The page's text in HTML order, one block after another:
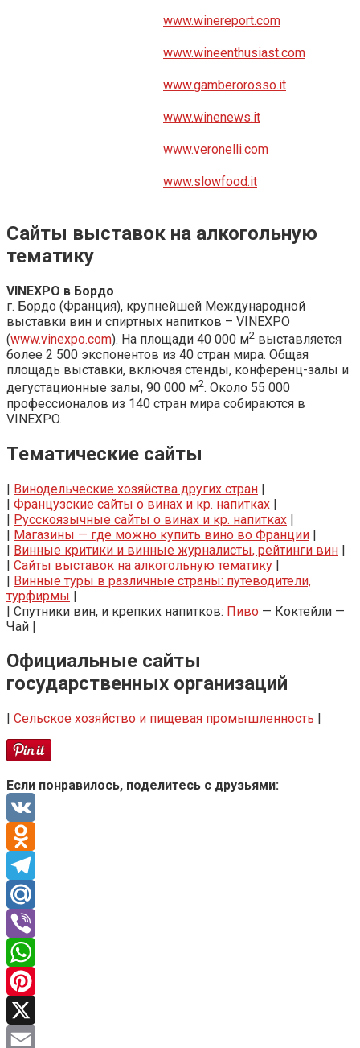
www.winereport.com
www.wineenthusiast.com
www.gamberorosso.it
www.winenews.it
www.veronelli.com
www.slowfood.it
Сайты выставок на алкогольную
тематику
VINEXPO в Бордо
г. Бордо (Франция), крупнейшей Международной
выставки вин и спиртных напитков – VINEXPO
(www.vinexpo.com). На площади 40 000 м2 выставляется
более 2 500 экспонентов из 40 стран мира. Общая
площадь выставки, включая стенды, конференц-залы и
дегустационные залы, 90 000 м2. Около 55 000
профессионалов из 140 стран мира собираются в
VINEXPO.
Тематические сайты
| Винодельческие хозяйства других стран |
| Французские сайты о винах и кр. напитках |
| Русскоязычные сайты о винах и кр. напитках |
| Магазины — где можно купить вино во Франции |
| Винные критики и винные журналисты, рейтинги вин |
| Сайты выставок на алкогольную тематику |
| Винные туры в различные страны: путеводители,
турфирмы |
| Спутники вин, и крепких напитков: Пиво — Коктейли —
Чай |
Официальные сайты
государственных организаций
Сельское хозяйство и пищевая промышленность
Если понравилось, поделитесь с друзьями:
VK
Odnoklassniki
Telegram
Mail.Ru
Viber
WhatsApp
Pinterest
X